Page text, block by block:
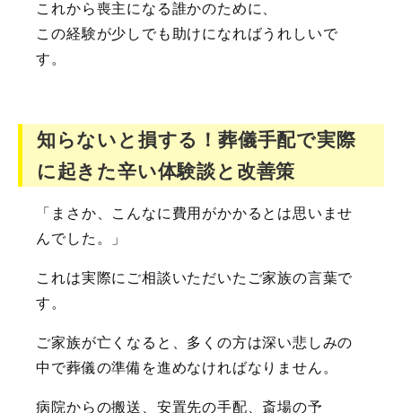
これから喪主になる誰かのために、
この経験が少しでも助けになればうれしいで
す。
知らないと損する！葬儀手配で実際
に起きた辛い体験談と改善策
「まさか、こんなに費用がかかるとは思いませ
んでした。」
これは実際にご相談いただいたご家族の言葉で
す。
ご家族が亡くなると、多くの方は深い悲しみの
中で葬儀の準備を進めなければなりません。
病院からの搬送、安置先の手配、斎場の予